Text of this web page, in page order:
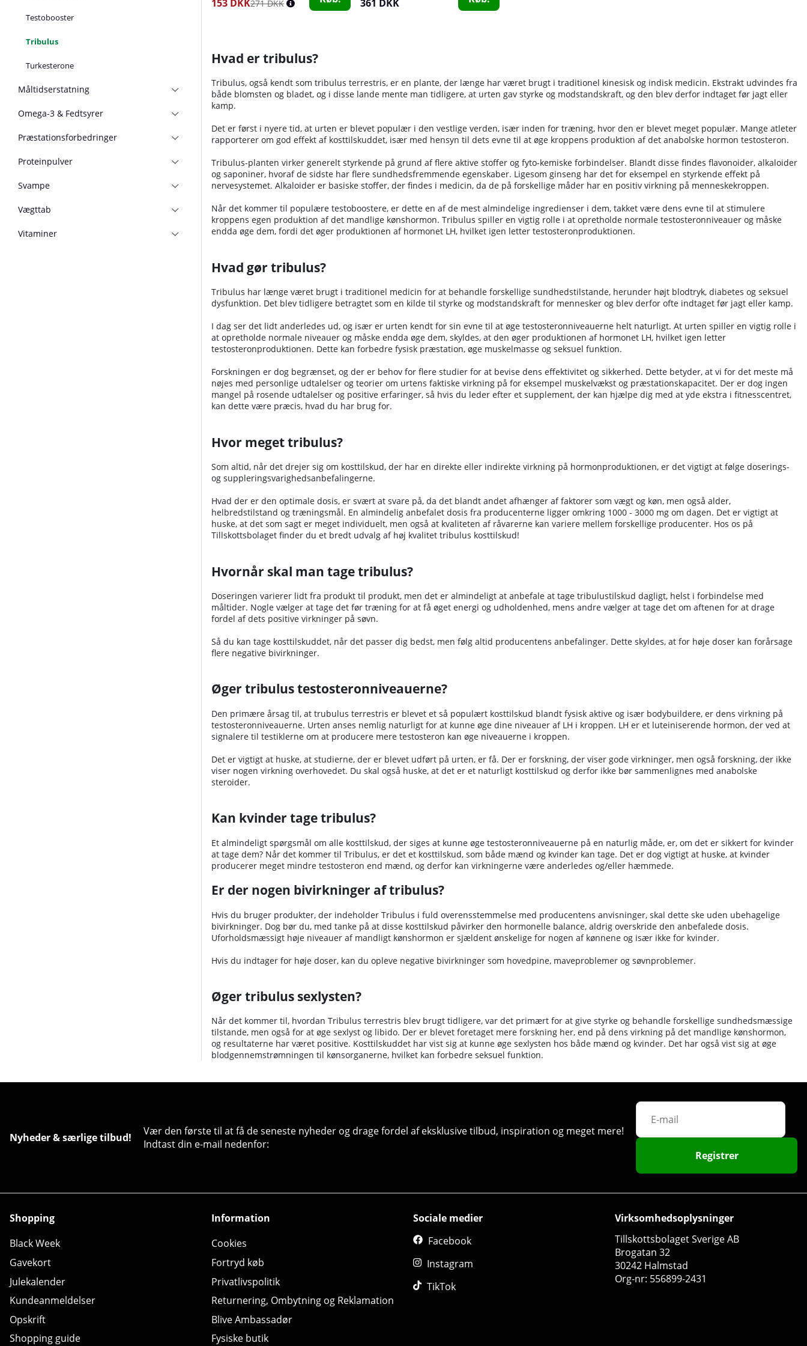
Testobooster
Tribulus
Turkesterone
Måltidserstatning
Omega-3 & Fedtsyrer
Præstationsforbedringer
Proteinpulver
Svampe
Vægttab
Vitaminer
153 DKK271 DKK 361 DKK
Hvad er tribulus?
Tribulus, også kendt som tribulus terrestris, er en plante, der længe har været brugt i traditionel kinesisk og indisk medicin. Ekstrakt udvindes fra
både blomsten og bladet, og i disse lande mente man tidligere, at urten gav styrke og modstandskraft, og den blev derfor indtaget før jagt eller
kamp.
Det er først i nyere tid, at urten er blevet populær i den vestlige verden, især inden for træning, hvor den er blevet meget populær. Mange atleter
rapporterer om god effekt af kosttilskuddet, især med hensyn til dets evne til at øge kroppens produktion af det anabolske hormon testosteron.
Tribulus-planten virker generelt styrkende på grund af flere aktive stoffer og fyto-kemiske forbindelser. Blandt disse findes flavonoider, alkaloider
og saponiner, hvoraf de sidste har flere sundhedsfremmende egenskaber. Ligesom ginseng har det for eksempel en styrkende effekt på
nervesystemet. Alkaloider er basiske stoffer, der findes i medicin, da de på forskellige måder har en positiv virkning på menneskekroppen.
Når det kommer til populære testoboostere, er dette en af de mest almindelige ingredienser i dem, takket være dens evne til at stimulere
kroppens egen produktion af det mandlige kønshormon. Tribulus spiller en vigtig rolle i at opretholde normale testosteronniveauer og måske
endda øge dem, fordi det øger produktionen af hormonet LH, hvilket igen letter testosteronproduktionen.
Hvad gør tribulus?
Tribulus har længe været brugt i traditionel medicin for at behandle forskellige sundhedstilstande, herunder højt blodtryk, diabetes og seksuel
dysfunktion. Det blev tidligere betragtet som en kilde til styrke og modstandskraft for mennesker og blev derfor ofte indtaget før jagt eller kamp.
I dag ser det lidt anderledes ud, og især er urten kendt for sin evne til at øge testosteronniveauerne helt naturligt. At urten spiller en vigtig rolle i
at opretholde normale niveauer og måske endda øge dem, skyldes, at den øger produktionen af hormonet LH, hvilket igen letter
testosteronproduktionen. Dette kan forbedre fysisk præstation, øge muskelmasse og seksuel funktion.
Forskningen er dog begrænset, og der er behov for flere studier for at bevise dens effektivitet og sikkerhed. Dette betyder, at vi for det meste må
nøjes med personlige udtalelser og teorier om urtens faktiske virkning på for eksempel muskelvækst og præstationskapacitet. Der er dog ingen
mangel på rosende udtalelser og positive erfaringer, så hvis du leder efter et supplement, der kan hjælpe dig med at yde ekstra i fitnesscentret,
kan dette være præcis, hvad du har brug for.
Hvor meget tribulus?
Som altid, når det drejer sig om kosttilskud, der har en direkte eller indirekte virkning på hormonproduktionen, er det vigtigt at følge doserings-
og suppleringsvarighedsanbefalingerne.
Hvad der er den optimale dosis, er svært at svare på, da det blandt andet afhænger af faktorer som vægt og køn, men også alder,
helbredstilstand og træningsmål. En almindelig anbefalet dosis fra producenterne ligger omkring 1000 - 3000 mg om dagen. Det er vigtigt at
huske, at det som sagt er meget individuelt, men også at kvaliteten af råvarerne kan variere mellem forskellige producenter. Hos os på
Tillskottsbolaget finder du et bredt udvalg af høj kvalitet tribulus kosttilskud!
Hvornår skal man tage tribulus?
Doseringen varierer lidt fra produkt til produkt, men det er almindeligt at anbefale at tage tribulustilskud dagligt, helst i forbindelse med
måltider. Nogle vælger at tage det før træning for at få øget energi og udholdenhed, mens andre vælger at tage det om aftenen for at drage
fordel af dets positive virkninger på søvn.
Så du kan tage kosttilskuddet, når det passer dig bedst, men følg altid producentens anbefalinger. Dette skyldes, at for høje doser kan forårsage
flere negative bivirkninger.
Øger tribulus testosteronniveauerne?
Den primære årsag til, at trubulus terrestris er blevet et så populært kosttilskud blandt fysisk aktive og især bodybuildere, er dens virkning på
testosteronniveauerne. Urten anses nemlig naturligt for at kunne øge dine niveauer af LH i kroppen. LH er et luteiniserende hormon, der ved at
signalere til testiklerne om at producere mere testosteron kan øge niveauerne i kroppen.
Det er vigtigt at huske, at studierne, der er blevet udført på urten, er få. Der er forskning, der viser gode virkninger, men også forskning, der ikke
viser nogen virkning overhovedet. Du skal også huske, at det er et naturligt kosttilskud og derfor ikke bør sammenlignes med anabolske
steroider.
Kan kvinder tage tribulus?
Et almindeligt spørgsmål om alle kosttilskud, der siges at kunne øge testosteronniveauerne på en naturlig måde, er, om det er sikkert for kvinder
at tage dem? Når det kommer til Tribulus, er det et kosttilskud, som både mænd og kvinder kan tage. Det er dog vigtigt at huske, at kvinder
producerer meget mindre testosteron end mænd, og derfor kan virkningerne være anderledes og/eller hæmmede.
Er der nogen bivirkninger af tribulus?
Hvis du bruger produkter, der indeholder Tribulus i fuld overensstemmelse med producentens anvisninger, skal dette ske uden ubehagelige
bivirkninger. Dog bør du, med tanke på at disse kosttilskud påvirker den hormonelle balance, aldrig overskride den anbefalede dosis.
Uforholdsmæssigt høje niveauer af mandligt kønshormon er sjældent ønskelige for nogen af kønnene og især ikke for kvinder.
Hvis du indtager for høje doser, kan du opleve negative bivirkninger som hovedpine, maveproblemer og søvnproblemer.
Øger tribulus sexlysten?
Når det kommer til, hvordan Tribulus terrestris blev brugt tidligere, var det primært for at give styrke og behandle forskellige sundhedsmæssige
tilstande, men også for at øge sexlyst og libido. Der er blevet foretaget mere forskning her, end på dens virkning på det mandlige kønshormon,
og resultaterne har været positive. Kosttilskuddet har vist sig at kunne øge sexlysten hos både mænd og kvinder. Det har også vist sig at øge
blodgennemstrømningen til kønsorganerne, hvilket kan forbedre seksuel funktion.
Nyheder & særlige tilbud!
Vær den første til at få de seneste nyheder og drage fordel af eksklusive tilbud, inspiration og meget mere!
Indtast din e-mail nedenfor:
Registrer
Shopping
Black Week
Gavekort
Julekalender
Kundeanmeldelser
Opskrift
Shopping guide
Information
Cookies
Fortryd køb
Privatlivspolitik
Returnering, Ombytning og Reklamation
Blive Ambassadør
Fysiske butik
Sociale medier
Facebook
Instagram
TikTok
Virksomhedsoplysninger
Tillskottsbolaget Sverige AB
Brogatan 32
30242 Halmstad
Org-nr: 556899-2431